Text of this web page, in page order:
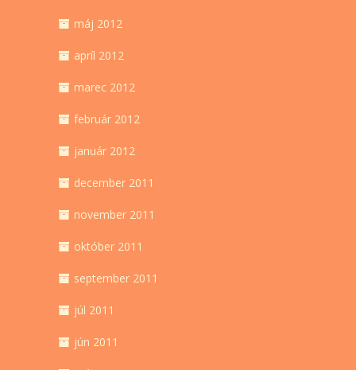
máj 2012
apríl 2012
marec 2012
február 2012
január 2012
december 2011
november 2011
október 2011
september 2011
júl 2011
jún 2011